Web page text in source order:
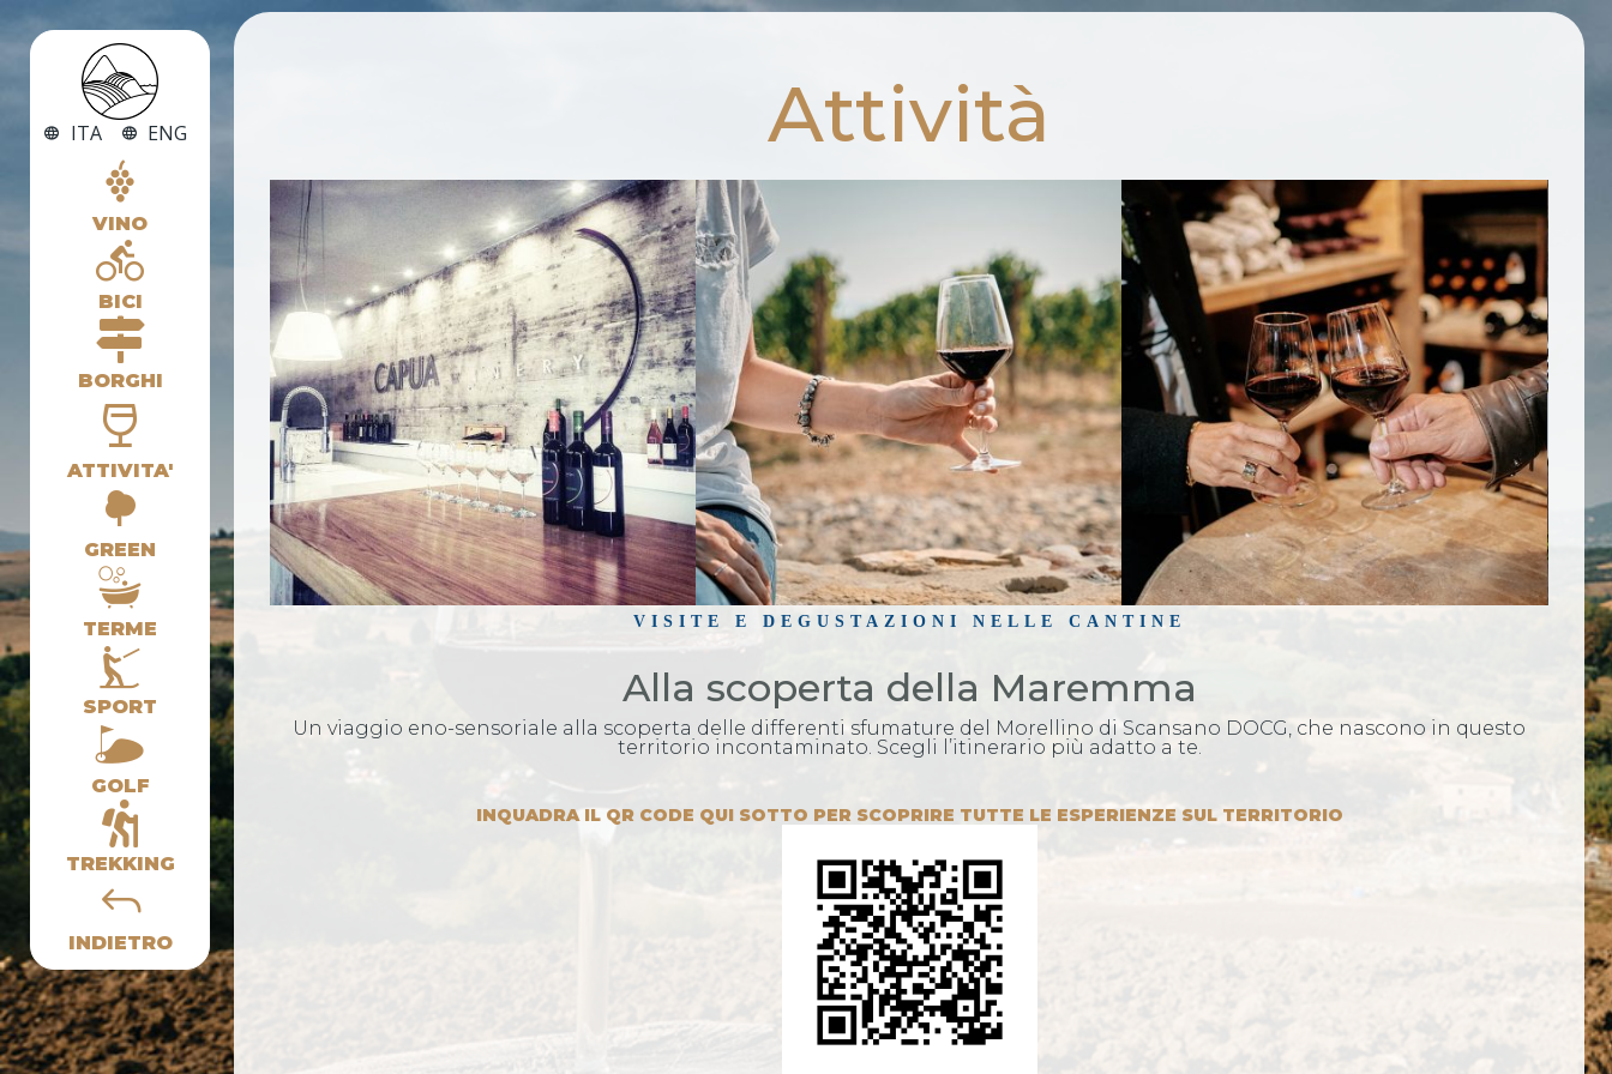
ITA ENG
VINO
BICI
BORGHI
ATTIVITA'
GREEN
TERME
SPORT
GOLF
TREKKING
INDIETRO
Attività
VISITE E DEGUSTAZIONI NELLE CANTINE
Alla scoperta della Maremma
Un viaggio eno-sensoriale alla scoperta delle differenti sfumature del Morellino di Scansano DOCG, che nascono in questo
territorio incontaminato. Scegli l’itinerario più adatto a te.
INQUADRA IL QR CODE QUI SOTTO PER SCOPRIRE TUTTE LE ESPERIENZE SUL TERRITORIO